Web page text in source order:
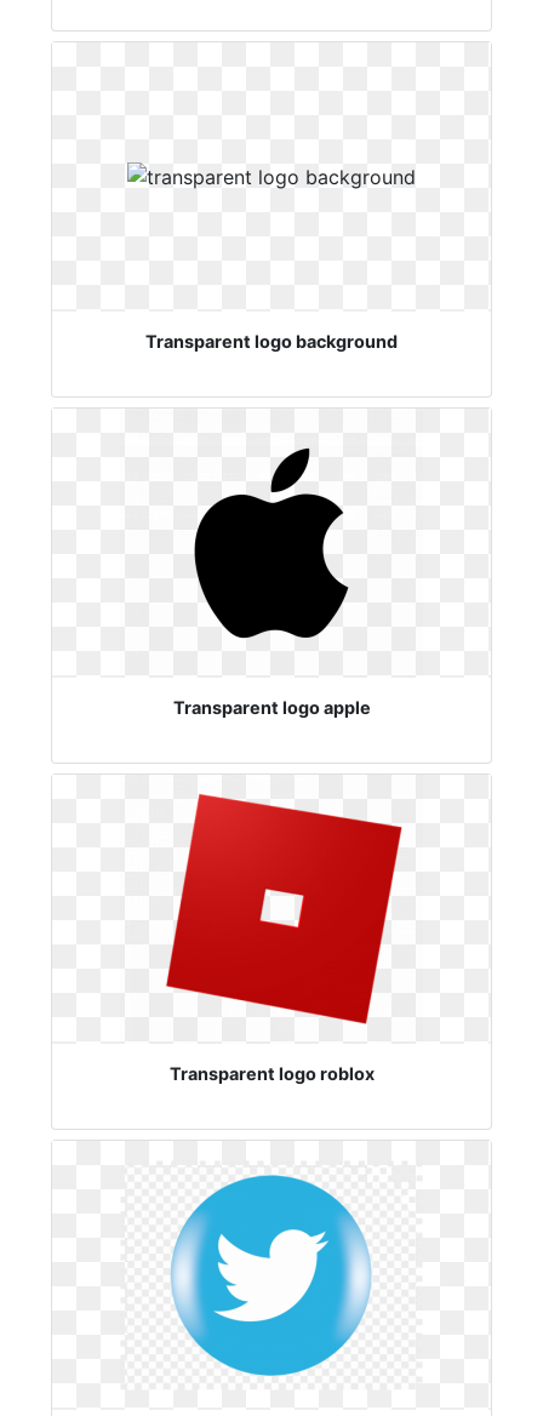
Transparent logo background
Transparent logo apple
Transparent logo roblox